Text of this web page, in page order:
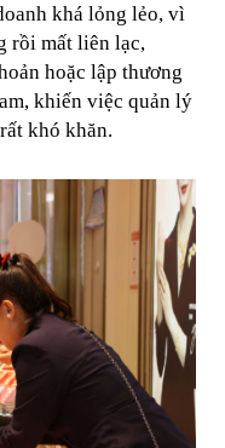
khá lỏng lẻo, vì
rồi mất liên lạc,
hoặc lập thương
khiến việc quản lý
khó khăn.